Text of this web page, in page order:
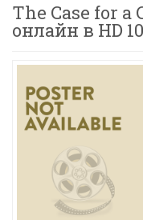
The Case for a
онлайн в HD